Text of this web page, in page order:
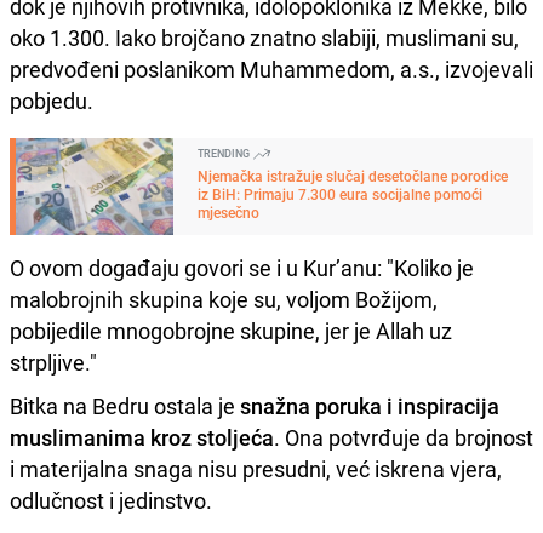
oko 1.300. Iako brojčano znatno slabiji, muslimani su,
predvođeni poslanikom Muhammedom, a.s., izvojevali
pobjedu.
TRENDING
Njemačka istražuje slučaj desetočlane porodice
iz BiH: Primaju 7.300 eura socijalne pomoći
mjesečno
O ovom događaju govori se i u Kur’anu: "Koliko je
malobrojnih skupina koje su, voljom Božijom,
pobijedile mnogobrojne skupine, jer je Allah uz
strpljive."
Bitka na Bedru ostala je snažna poruka i inspiracija
muslimanima kroz stoljeća. Ona potvrđuje da brojnost
i materijalna snaga nisu presudni, već iskrena vjera,
odlučnost i jedinstvo.